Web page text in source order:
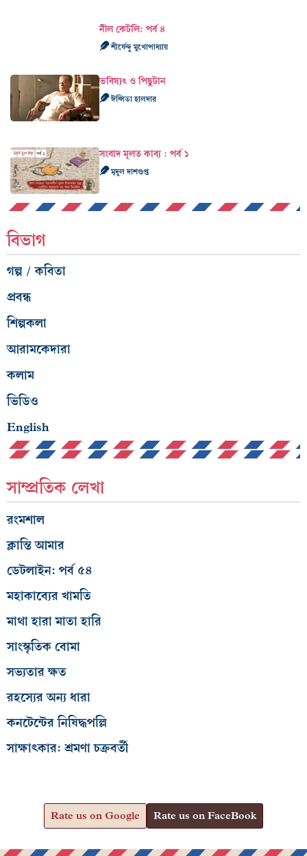
নীল কেটলি: পর্ব ৪
শীর্ষেন্দু মুখোপাধ্যায়
ভবিষ্যৎ ও পিছুটান
ঈপ্সিতা হালদার
সংবাদ মূলত কাব‍্য : পর্ব ১
মৃদুল দাশগুপ্ত
বিভাগ
গল্প / কবিতা
প্রবন্ধ
শিল্পকলা
আরামকেদারা
কলাম
ভিডিও
English
সাম্প্রতিক লেখা
রংমশাল
ক্লান্তি আমার
ডেটলাইন: পর্ব ৫৪
মহাকাব্যের খামতি
মাথা হারা মাতা হারি
সাংস্কৃতিক বোমা
সভ্যতার ক্ষত
রহস্যের অন্য ধারা
কনটেন্টের নিষিদ্ধপল্লি
সাক্ষাৎকার: শ্রমণা চক্রবর্তী
Rate us on Google Rate us on FaceBook